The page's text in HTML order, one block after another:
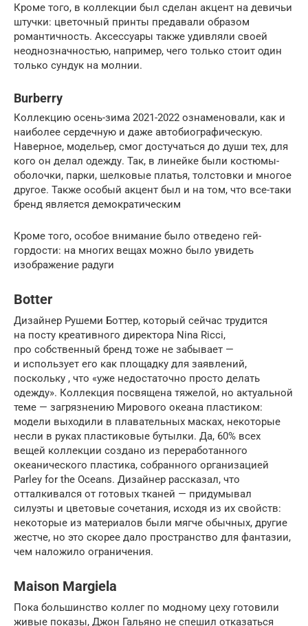
Кроме того, в коллекции был сделан акцент на девичьи
штучки: цветочный принты предавали образом
романтичность. Аксессуары также удивляли своей
неоднозначностью, например, чего только стоит один
только сундук на молнии.
Burberry
Коллекцию осень-зима 2021-2022 ознаменовали, как и
наиболее сердечную и даже автобиографическую.
Наверное, модельер, смог достучаться до души тех, для
кого он делал одежду. Так, в линейке были костюмы-
оболочки, парки, шелковые платья, толстовки и многое
другое. Также особый акцент был и на том, что все-таки
бренд является демократическим
Кроме того, особое внимание было отведено гей-
гордости: на многих вещах можно было увидеть
изображение радуги
Botter
Дизайнер Рушеми Боттер, который сейчас трудится
на посту креативного директора Nina Ricci,
про собственный бренд тоже не забывает —
и использует его как площадку для заявлений,
поскольку , что «уже недостаточно просто делать
одежду». Коллекция посвящена тяжелой, но актуальной
теме — загрязнению Мирового океана пластиком:
модели выходили в плавательных масках, некоторые
несли в руках пластиковые бутылки. Да, 60% всех
вещей коллекции создано из переработанного
океанического пластика, собранного организацией
Parley for the Oceans. Дизайнер рассказал, что
отталкивался от готовых тканей — придумывал
силуэты и цветовые сочетания, исходя из их свойств:
некоторые из материалов были мягче обычных, другие
жестче, но это скорее дало пространство для фантазии,
чем наложило ограничения.
Maison Margiela
Пока большинство коллег по модному цеху готовили
живые показы, Джон Гальяно не спешил отказаться